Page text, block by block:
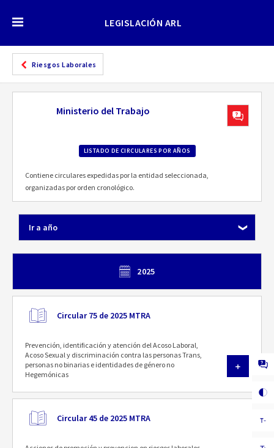
LEGISLACIÓN ARL
Riesgos Laborales
Ministerio del Trabajo
LISTADO DE CIRCULARES POR AÑOS
Contiene circulares expedidas por la entidad seleccionada,
organizadas por orden cronológico.
Ir a año
2025
Circular 75 de 2025 MTRA
Prevención, identificación y atención del Acoso Laboral,
Acoso Sexual y discriminación contra las personas Trans,
personas no binarias e identidades de género no
Hegemónicas
Circular 45 de 2025 MTRA